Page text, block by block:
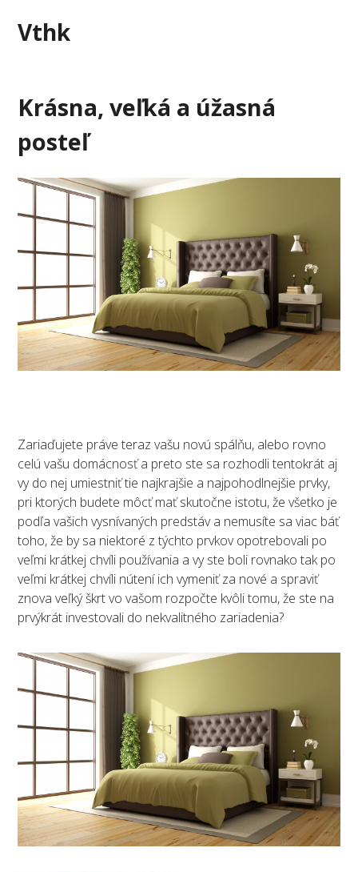
Vthk
Krásna, veľká a úžasná
posteľ
Zariaďujete práve teraz vašu novú spálňu, alebo rovno
celú vašu domácnosť a preto ste sa rozhodli tentokrát aj
vy do nej umiestniť tie najkrajšie a najpohodlnejšie prvky,
pri ktorých budete môcť mať skutočne istotu, že všetko je
podľa vašich vysnívaných predstáv a nemusíte sa viac báť
toho, že by sa niektoré z týchto prvkov opotrebovali po
veľmi krátkej chvíli používania a vy ste boli rovnako tak po
veľmi krátkej chvíli nútení ich vymeniť za nové a spraviť
znova veľký škrt vo vašom rozpočte kvôli tomu, že ste na
prvýkrát investovali do nekvalitného zariadenia?